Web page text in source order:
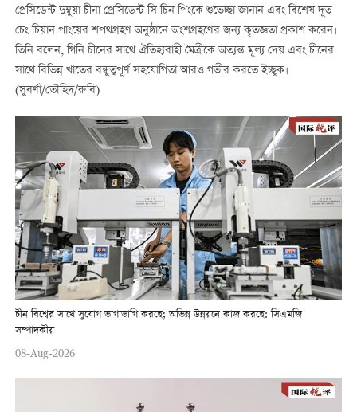
প্রেসিডেন্ট দুম্বুয়া চীনা প্রেসিডেন্ট সি চিন পিংকে শুভেচ্ছা জানান এবং বিশেষ দূত
চেং চিয়ান পাংয়ের শপথগ্রহণ অনুষ্ঠানে অংশগ্রহণের জন্য কৃতজ্ঞতা প্রকাশ করেন।
তিনি বলেন, গিনি চীনের সাথে ঐতিহ্যবাহী মৈত্রীকে অত্যন্ত মূল্য দেয় এবং চীনের
সাথে বিভিন্ন খাতের বন্ধুত্বপূর্ণ সহযোগিতা আরও গভীর করতে ইচ্ছুক।
(সুবর্ণা/তৌহিদ/রুবি)
চীন বিশ্বের সাথে সুযোগ ভাগাভাগি করছে; অভিন্ন উন্নয়নে কাজ করছে: সিএমজি
সম্পাদকীয়
08-Aug-2026